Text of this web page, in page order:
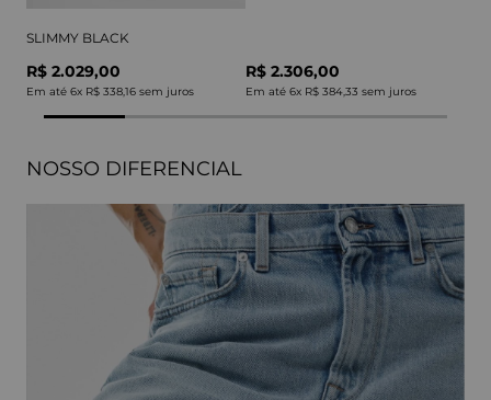
SLIMMY BLACK
R$ 2.029,00
Em até 6x R$ 338,16 sem juros
R$ 2.306,00
Em até 6x R$ 384,33 sem juros
NOSSO DIFERENCIAL